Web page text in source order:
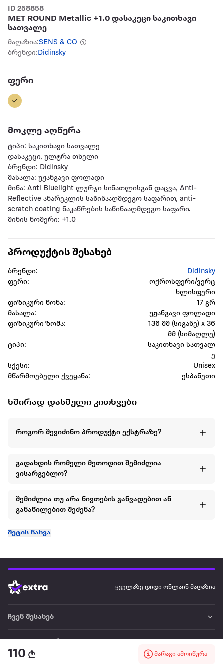
ID 258858
MET ROUND Metallic +1.0 დასაკეცი საკითხავი
სათვალე
მაღაზია:SENS & CO
ბრენდი: Didinsky
ფერი
მოკლე აღწერა
ტიპი: საკითხავი სათვალე
დასაკეცი, ულტრა თხელი
ბრენდი: Didinsky
მასალა: უჟანგავი ფოლადი
მინა: Anti Bluelight ლურჯი სინათლისგან დაცვა, Anti-
Reflective ანარეკლის საწინააღმდეგო საფარით, anti-
scratch coating ნაკაწრების საწინააღმდეგო საფარი.
მინის ნომერი: +1.0
110 მარაგი ამოიწურა
პროდუქტის შესახებ
ბრენდი:
Didinsky
ფერი:
ოქროსფერი/ვერც
ხლისფერი
ფიზიკური წონა:
17 გრ
მასალა:
უჟანგავი ფოლადი
ფიზიკური ზომა:
136 მმ (სიგანე) x 36
მმ (სიმაღლე)
ტიპი:
საკითხავი სათვალ
ე
სქესი:
Unisex
მწარმოებელი ქვეყანა:
ესპანეთი
ხშირად დასმული კითხვები
როგორ შევიძინო პროდუქტი ექსტრაზე?
გადახდის რომელი მეთოდით შემიძლია
ვისარგებლო?
შემიძლია თუ არა ნივთების განვადებით ან
განაწილებით შეძენა?
მეტის ნახვა
ყველაზე დიდი ონლაინ მაღაზია
ჩვენ შესახებ